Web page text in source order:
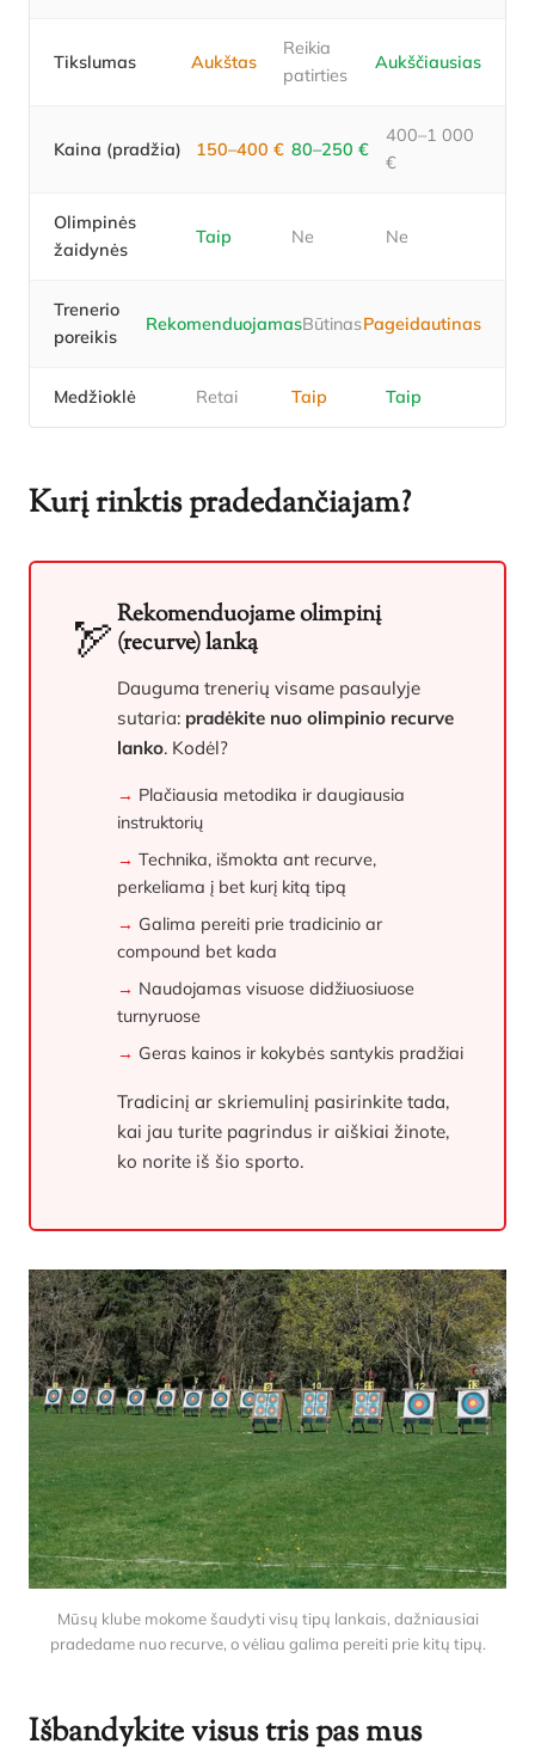
Tikslumas Aukštas
Reikia
patirties
Aukščiausias
Kaina (pradžia) 150–400 € 80–250 €
400–1 000
€
Olimpinės
žaidynės
Taip Ne Ne
Trenerio
poreikis
RekomenduojamasBūtinasPageidautinas
Medžioklė Retai Taip Taip
Kurį rinktis pradedančiajam?
🏹Rekomenduojame olimpinį
(recurve) lanką
Dauguma trenerių visame pasaulyje
sutaria: pradėkite nuo olimpinio recurve
lanko. Kodėl?
Plačiausia metodika ir daugiausia
instruktorių
Technika, išmokta ant recurve,
perkeliama į bet kurį kitą tipą
Galima pereiti prie tradicinio ar
compound bet kada
Naudojamas visuose didžiuosiuose
turnyruose
Geras kainos ir kokybės santykis pradžiai
Tradicinį ar skriemulinį pasirinkite tada,
kai jau turite pagrindus ir aiškiai žinote,
ko norite iš šio sporto.
Mūsų klube mokome šaudyti visų tipų lankais, dažniausiai
pradedame nuo recurve, o vėliau galima pereiti prie kitų tipų.
Išbandykite visus tris pas mus